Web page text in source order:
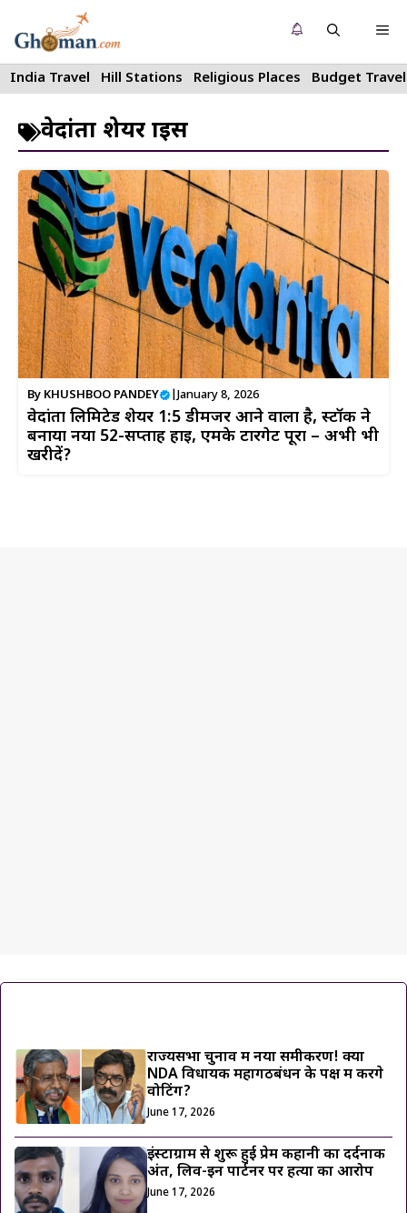
to
content
India Travel Hill Stations Religious Places Budget Travel
वेदांता शेयर प्राइस
By KHUSHBOO PANDEY January 8, 2026
वेदांता लिमिटेड शेयर 1:5 डीमर्जर आने वाला है, स्टॉक ने
बनाया नया 52-सप्ताह हाई, एमके टारगेट पूरा – अभी भी
खरीदें?
राज्यसभा चुनाव में नया समीकरण! क्या
NDA विधायक महागठबंधन के पक्ष में करेंगे
वोटिंग?
June 17, 2026
इंस्टाग्राम से शुरू हुई प्रेम कहानी का दर्दनाक
अंत, लिव-इन पार्टनर पर हत्या का आरोप
June 17, 2026